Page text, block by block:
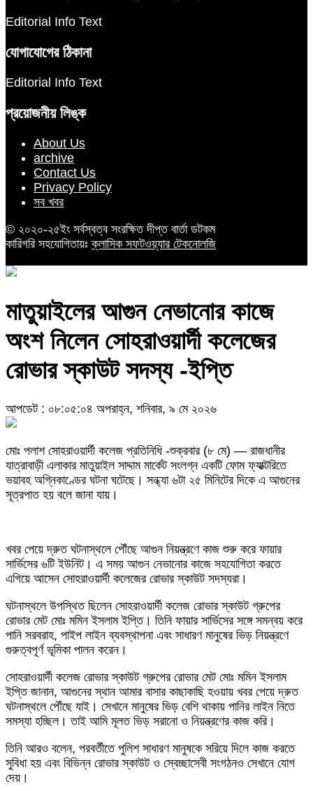
Editorial Info Text
যোগাযোগের ঠিকানা
Editorial Info Text
প্রয়োজনীয় লিঙ্ক
About Us
archive
Contact Us
Privacy Policy
সব খবর
© ২০২০-২৫ইং সর্বস্বত্ব সংরক্ষিত দীপ্ত বার্তা ডটকম
কারিগরি সহযোগিতায়ঃক্লাসিক সফটওয়্যার টেকনোলজি
মাতুয়াইলের আগুন নেভানোর কাজে
অংশ নিলেন সোহরাওয়ার্দী কলেজের
রোভার স্কাউট সদস্য -ইপ্তি
আপডেট : ০৮:০৫:০৪ অপরাহ্ন, শনিবার, ৯ মে ২০২৬
মোঃ পলাশ সোহরাওয়ার্দী কলেজ প্রতিনিধি -শুক্রবার (৮ মে) — রাজধানীর
যাত্রাবাড়ী এলাকার মাতুয়াইল সাদ্দাম মার্কেট সংলগ্ন একটি ফোম ফ্যাক্টরিতে
ভয়াবহ অগ্নিকাণ্ডের ঘটনা ঘটেছে। সন্ধ্যা ৬টা ২৫ মিনিটের দিকে এ আগুনের
সূত্রপাত হয় বলে জানা যায়।
খবর পেয়ে দ্রুত ঘটনাস্থলে পৌঁছে আগুন নিয়ন্ত্রণে কাজ শুরু করে ফায়ার
সার্ভিসের ৬টি ইউনিট। এ সময় আগুন নেভানোর কাজে সহযোগিতা করতে
এগিয়ে আসেন সোহরাওয়ার্দী কলেজের রোভার স্কাউট সদস্যরা।
ঘটনাস্থলে উপস্থিত ছিলেন সোহরাওয়ার্দী কলেজ রোভার স্কাউট গ্রুপের
রোভার মেট মোঃ মমিন ইসলাম ইপ্তি। তিনি ফায়ার সার্ভিসের সঙ্গে সমন্বয় করে
পানি সরবরাহ, পাইপ লাইন ব্যবস্থাপনা এবং সাধারণ মানুষের ভিড় নিয়ন্ত্রণে
গুরুত্বপূর্ণ ভূমিকা পালন করেন।
সোহরাওয়ার্দী কলেজ রোভার স্কাউট গ্রুপের রোভার মেট মোঃ মমিন ইসলাম
ইপ্তি জানান, আগুনের স্থান আমার বাসার কাছাকাছি হওয়ায় খবর পেয়ে দ্রুত
ঘটনাস্থলে পৌঁছে যাই। সেখানে মানুষের ভিড় বেশি থাকায় পানির লাইন নিতে
সমস্যা হচ্ছিল। তাই আমি মূলত ভিড় সরানো ও নিয়ন্ত্রণের কাজ করি।
তিনি আরও বলেন, পরবর্তীতে পুলিশ সাধারণ মানুষকে সরিয়ে দিলে কাজ করতে
সুবিধা হয় এবং বিভিন্ন রোভার স্কাউট ও স্বেচ্ছাসেবী সংগঠনও সেখানে যোগ
দেয়।